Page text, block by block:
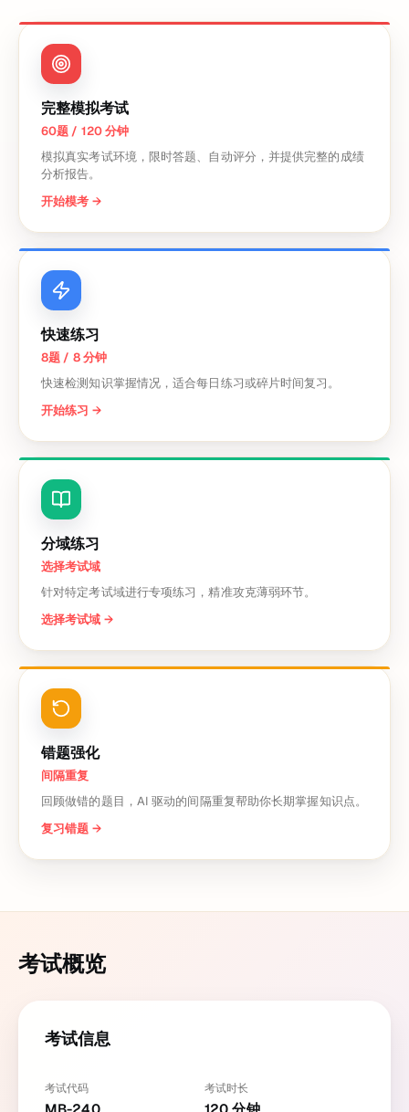
完整模拟考试
60题 / 120 分钟
模拟真实考试环境，限时答题、自动评分，并提供完整的成绩
分析报告。
开始模考 →
快速练习
8题 / 8 分钟
快速检测知识掌握情况，适合每日练习或碎片时间复习。
开始练习 →
分域练习
选择考试域
针对特定考试域进行专项练习，精准攻克薄弱环节。
选择考试域 →
错题强化
间隔重复
回顾做错的题目，AI 驱动的间隔重复帮助你长期掌握知识点。
复习错题 →
考试概览
考试信息
考试代码 考试时长